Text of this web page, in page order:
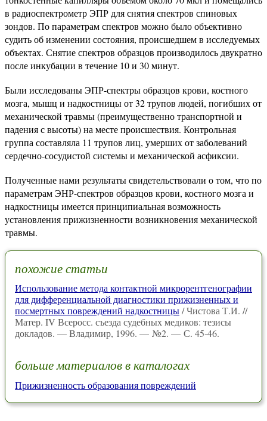
в радиоспектрометр ЭПР для снятия спектров спиновых
зондов. По параметрам спектров можно было объективно
судить об изменении состояния, происшедшем в исследуемых
объектах. Снятие спектров образцов производилось двукратно
после инкубации в течение 10 и 30 минут.
Были исследованы ЭПР-спектры образцов крови, костного
мозга, мышц и надкостницы от 32 трупов людей, погибших от
механической травмы (преимущественно транспортной и
падения с высоты) на месте происшествия. Контрольная
группа составляла 11 трупов лиц, умерших от заболеваний
сердечно-сосудистой системы и механической асфиксии.
Полученные нами результаты свидетельствовали о том, что по
параметрам ЭНР-спектров образцов крови, костного мозга и
надкостницы имеется принципиальная возможность
установления прижизненности возникновения механической
травмы.
похожие статьи
Использование метода контактной микрорентгенографии
для дифференциальной диагностики прижизненных и
посмертных повреждений надкостницы/ Чистова Т.И. //
Матер. IV Всеросс. съезда судебных медиков: тезисы
докладов. — Владимир, 1996. — №2. — С. 45-46.
больше материалов в каталогах
Прижизненность образования повреждений